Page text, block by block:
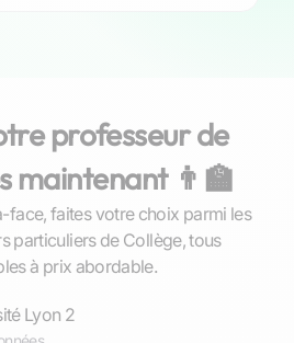
professeur de
maintenant 👨‍🏫
face, faites votre choix parmi les
particuliers de Collège, tous
à prix abordable.
Lyon 2